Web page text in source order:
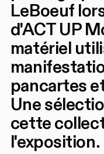
LeBoeuf
d'ACT UP
matériel
pancartes
Une
cette
l'exposition.